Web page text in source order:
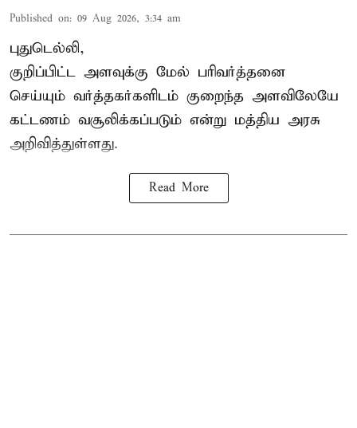
Published on: 09 Aug 2026, 3:34 am
புதுடெல்லி,
குறிப்பிட்ட அளவுக்கு மேல் பரிவர்த்தனை
செய்யும் வர்த்தகர்களிடம் குறைந்த அளவிலேயே
கட்டணம் வசூலிக்கப்படும் என்று மத்திய அரசு
அறிவித்துள்ளது.
Read More